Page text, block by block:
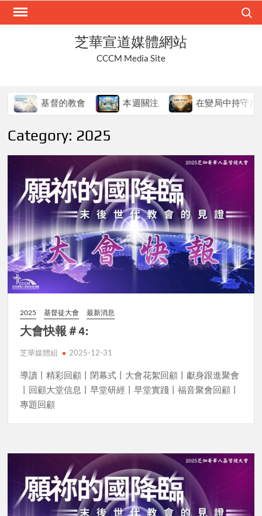
Skip
芝華宣道媒體網站
CCCM Media Site
的教會 本週關注 在變局中持守真道 本
Category: 2025
2025 基督徒大會 最新消息
大會快報＃4:
芝華媒體組 2025-12-31
導讀丨精彩回顧丨閉幕式丨大會花絮回顧丨獻身跟進聚會
丨回顧大堂信息丨早堂研經丨早堂實踐丨福音聚會回顧丨
專題回顧